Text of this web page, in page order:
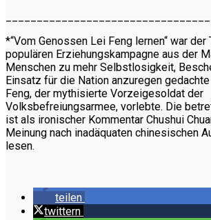
*“Vom Genossen Lei Feng lernen“ war
populären Erziehungskampagne aus der
Menschen zu mehr Selbstlosigkeit,
Einsatz für die Nation anzuregen
Feng, der mythisierte Vorzeigesoldat der
Volksbefreiungsarmee, vorlebte. Die
ist als ironischer Kommentar Chushui
Meinung nach inadäquaten chinesischen
lesen.
teilen
twittern